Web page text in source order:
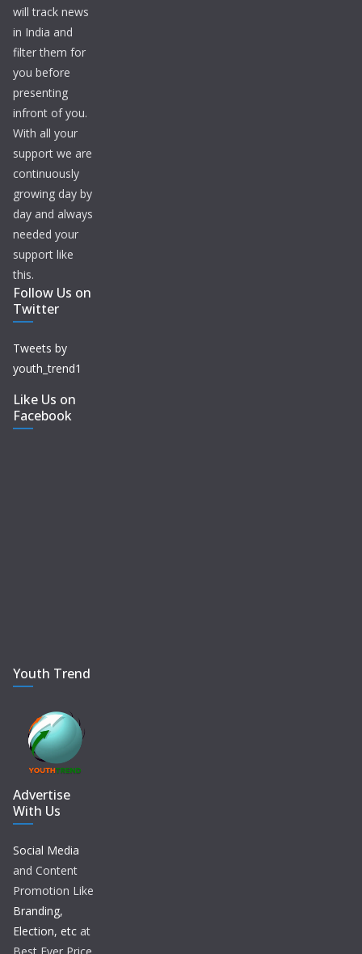
will track news
in India and
filter them for
you before
presenting
infront of you.
With all your
support we are
continuously
growing day by
day and always
needed your
support like
this.
Follow Us on
Twitter
Tweets by
youth_trend1
Like Us on
Facebook
Youth Trend
Advertise
With Us
Social Media
and Content
Promotion Like
Branding,
Election, etc at